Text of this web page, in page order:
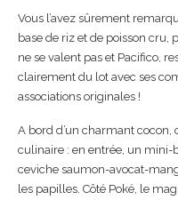
Vous l’avez sûrement
base de riz et de poisson cru,
ne se valent pas et Pacifico,
clairement du lot avec ses
associations originales !
A bord d’un charmant
culinaire : en entrée, un
ceviche saumon-avocat-
les papilles. Côté Poké, le